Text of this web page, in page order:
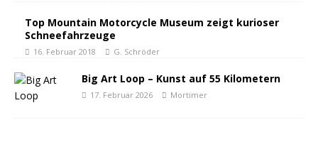
Top Mountain Motorcycle Museum zeigt kurioser
Schneefahrzeuge
16. Februar 2018 G. Schröder
Big Art Loop – Kunst auf 55 Kilometern
17. Februar 2026 Mortimer